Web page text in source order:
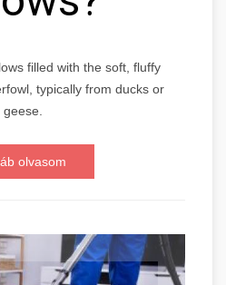
filled with the soft, fluffy
typically from ducks or
geese.
olvasom